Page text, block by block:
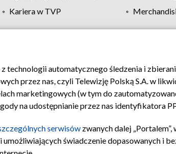
Kariera w TVP
Moje zgody Pomoc Biuro
automatycznego śledzenia i
przez nas, czyli Telewizję Polską S.A. w
marketingowych (w tym do
na udostępnianie przez nas identyfikatora
serwisów zwanych dalej
świadczenie dopasowanych i